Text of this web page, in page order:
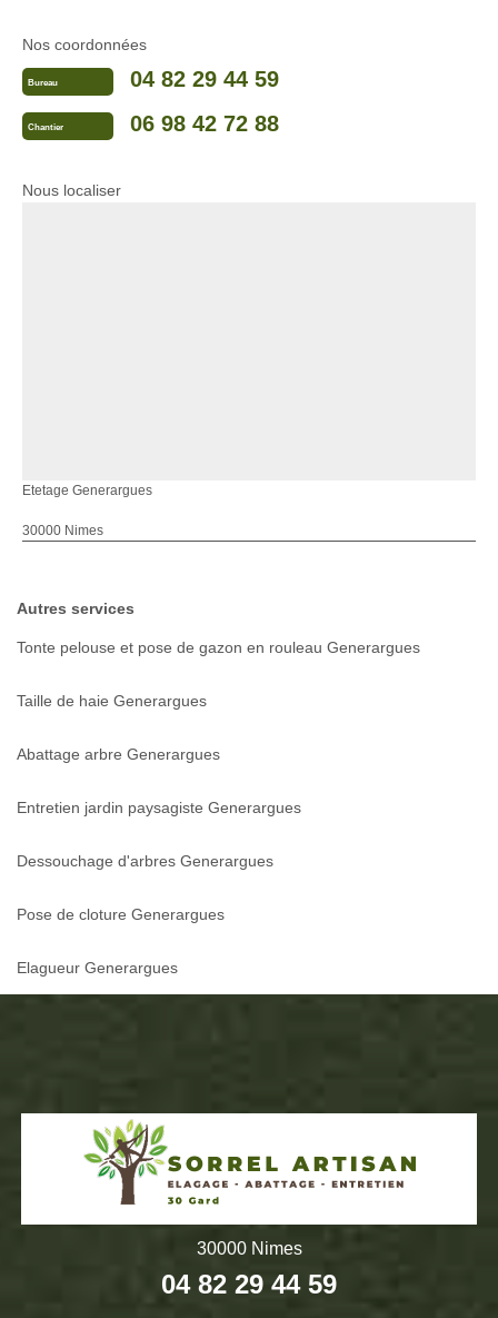
Nos coordonnées
Bureau 04 82 29 44 59
Chantier 06 98 42 72 88
Nous localiser
Etetage Generargues
30000 Nimes
Autres services
Tonte pelouse et pose de gazon en rouleau Generargues
Taille de haie Generargues
Abattage arbre Generargues
Entretien jardin paysagiste Generargues
Dessouchage d'arbres Generargues
Pose de cloture Generargues
Elagueur Generargues
30000 Nimes
04 82 29 44 59